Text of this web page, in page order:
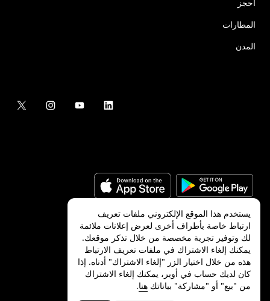
احجز
المطارات
المدن
©
2026شركة Uber Technologies, Inc.‎
يستخدم هذا الموقع الإلكتروني ملفات تعريف
ارتباط خاصة بأطراف أخرى لعرض إعلانات ملائمة
لك وتوفير تجربة مخصصة من خلال تذكر موقعك.
يمكنك إلغاء الاشتراك في ملفات تعريف الارتباط
هذه من خلال اختيار الزر "إلغاء الاشتراك" أدناه. إذا
كان لديك حساب في أوبر، يمكنك إلغاء الاشتراك
من "بيع" أو "مشاركة" بياناتك هنا.